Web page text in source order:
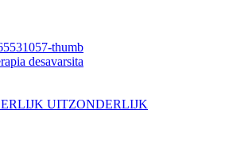
desavarsita
UITZONDERLIJK